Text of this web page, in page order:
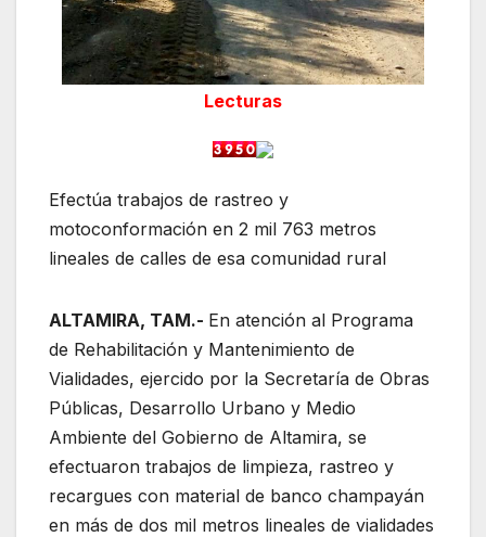
Lecturas
Efectúa trabajos de rastreo y
motoconformación en 2 mil 763 metros
lineales de calles de esa comunidad rural
ALTAMIRA, TAM.- En atención al Programa
de Rehabilitación y Mantenimiento de
Vialidades, ejercido por la Secretaría de Obras
Públicas, Desarrollo Urbano y Medio
Ambiente del Gobierno de Altamira, se
efectuaron trabajos de limpieza, rastreo y
recargues con material de banco champayán
en más de dos mil metros lineales de vialidades